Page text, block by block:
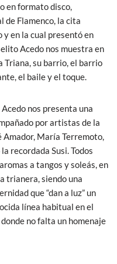
en formato disco,
de Flamenco, la cita
en la cual presentó en
Acedo nos muestra en
Triana, su barrio, el barrio
el baile y el toque.
nos presenta una
por artistas de la
Amador, María Terremoto,
recordada Susi. Todos
a tangos y soleás, en
trianera, siendo una
que “dan a luz” un
línea habitual en el
no falta un homenaje